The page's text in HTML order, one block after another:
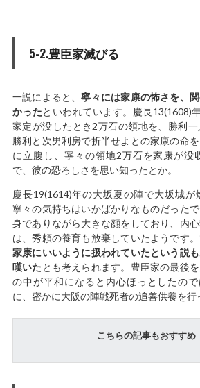
5-2.豊臣家滅びる
一説によると、寧々には家康の怖さを、
かったといわれています。慶長13(1608)
家定が没したとき2万石の領地を、勝利
勝利と次男利房で折半せよとの家康の命
に立腹し、寧々の領地2万石を家康が没
で、彼の恐ろしさを思い知ったとか。
慶長19(1614)年の大坂夏の陣で大坂城が
寧々の気持ちはいかばかりなものだった
身でありながら大きな顔をしており、内
は、秀頼の養育も放棄していたようです
家康にいいように扱われていたという説
嘆いた とも考えられます。豊臣家の最後
の中が平和になると内心ほっとしたの
に、密かに大阪の陣戦死者の追善供養を行
こちらの記事もおすすめ